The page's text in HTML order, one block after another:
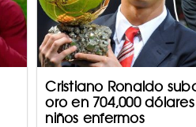
Cristiano Ronaldo
oro en 704,000
niños enfermos